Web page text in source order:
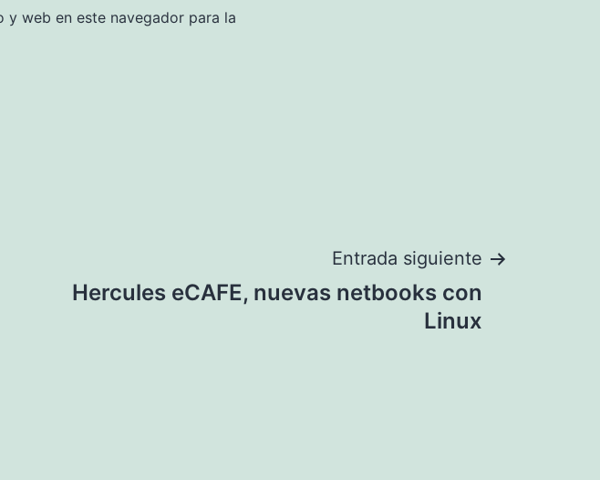
y web en este navegador para la
Entrada siguiente
Hercules eCAFE, nuevas netbooks con
Linux